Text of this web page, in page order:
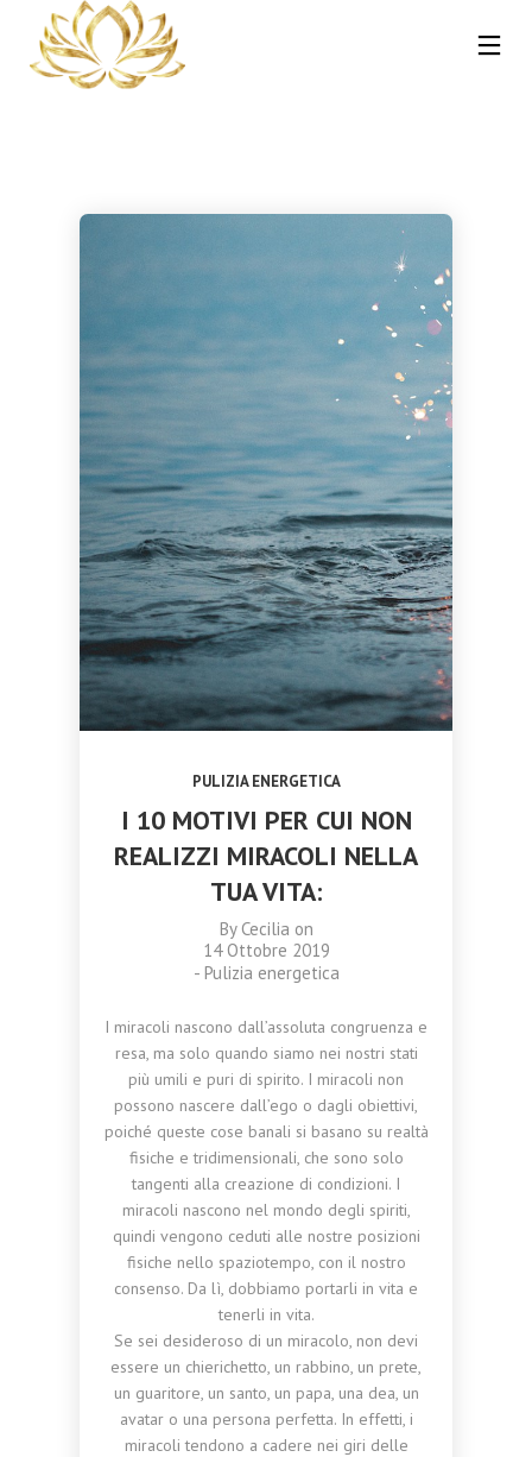
13
NOVEMBRE
CATANIA:
COS’È, COME
FUNZIONA E
PERCHÉ PUÒ
TRASFORMARE
LA TUA VITA
30
CORSO MASSAGGIO
SONORO
VIBRAZIONALE CON
LE CAMPANE
TIBETANE A
CATANIA 18
NOVEMBRE 2023
30
OTTOBRE
2023
CORSO TRATTAMENTI
AYURVEDA – HOT
STONE E
PINDASWEDA A
CATANIA 12
NOVEMBRE 2023
30
OTTOBRE
2023
CORSO
MASSAGGIO
AYURVEDA
TRIDOSHA A
CATANIA 11
NOVEMBRE
2023
21
SETTEMBRE
2023
CAMPANE DI
CRISTALLO:
ARMONIA,
MEDITAZIONE
E BENESSERE
OLISTICO
PULIZIA ENERGETICA
I 10 MOTIVI PER CUI NON
REALIZZI MIRACOLI NELLA
TUA VITA:
By Cecilia on
14 Ottobre 2019
- Pulizia energetica
I miracoli nascono dall’assoluta congruenza e
resa, ma solo quando siamo nei nostri stati
più umili e puri di spirito. I miracoli non
possono nascere dall’ego o dagli obiettivi,
poiché queste cose banali si basano su realtà
fisiche e tridimensionali, che sono solo
tangenti alla creazione di condizioni. I
miracoli nascono nel mondo degli spiriti,
quindi vengono ceduti alle nostre posizioni
fisiche nello spaziotempo, con il nostro
consenso. Da lì, dobbiamo portarli in vita e
tenerli in vita.
Se sei desideroso di un miracolo, non devi
essere un chierichetto, un rabbino, un prete,
un guaritore, un santo, un papa, una dea, un
avatar o una persona perfetta. In effetti, i
miracoli tendono a cadere nei giri delle